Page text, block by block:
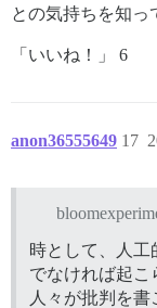
との気持ちを知っ
「いいね！」 6
anon36555649 17
時として、人工
でなければ起こ
人々が批判を